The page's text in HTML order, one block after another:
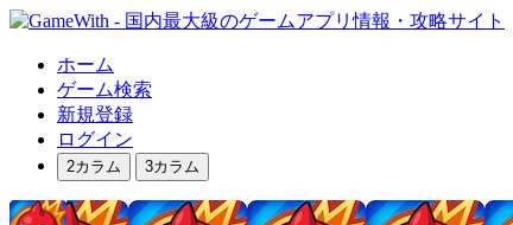
ホーム
ゲーム検索
新規登録
ログイン
2カラム 3カラム